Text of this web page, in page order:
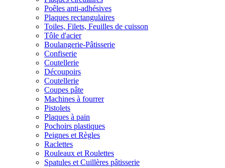
Poêles anti-adhésives
Plaques rectangulaires
Toiles, Filets, Feuilles de cuisson
Tôle d'acier
Boulangerie-Pâtisserie
Confiserie
Coutellerie
Découpoirs
Coutellerie
Coupes pâte
Machines à fourrer
Pistolets
Plaques à pain
Pochoirs plastiques
Peignes et Règles
Raclettes
Rouleaux et Roulettes
Spatules et Cuillères pâtisserie